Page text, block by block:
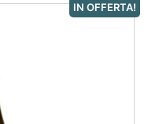
IN OFFERTA!